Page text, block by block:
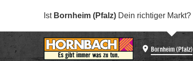
Ist Bornheim (Pfalz) Dein richtiger Markt?
Bornheim (Pfalz)